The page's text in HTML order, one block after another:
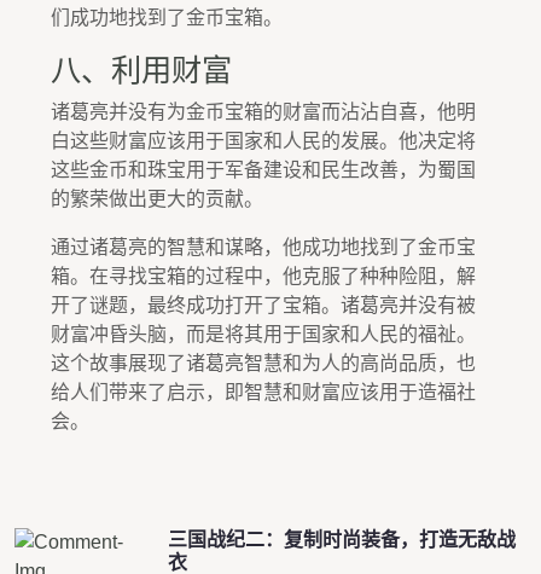
们成功地找到了金币宝箱。
八、利用财富
诸葛亮并没有为金币宝箱的财富而沾沾自喜，他明
白这些财富应该用于国家和人民的发展。他决定将
这些金币和珠宝用于军备建设和民生改善，为蜀国
的繁荣做出更大的贡献。
通过诸葛亮的智慧和谋略，他成功地找到了金币宝
箱。在寻找宝箱的过程中，他克服了种种险阻，解
开了谜题，最终成功打开了宝箱。诸葛亮并没有被
财富冲昏头脑，而是将其用于国家和人民的福祉。
这个故事展现了诸葛亮智慧和为人的高尚品质，也
给人们带来了启示，即智慧和财富应该用于造福社
会。
三国战纪二：复制时尚装备，打造无敌战
衣